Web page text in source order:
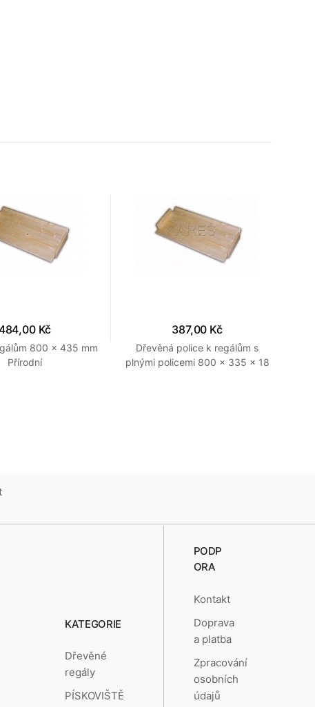
Kč
800 x 435 mm
Přírodní
387,00 Kč
Dřevěná police k regálům s
plnými policemi 800 x 335 x 18
KATEGORIE
Dřevěné
regály
PÍSKOVIŠTĚ
PODP
ORA
Kontakt
Doprava
a platba
Zpracování
osobních
údajů